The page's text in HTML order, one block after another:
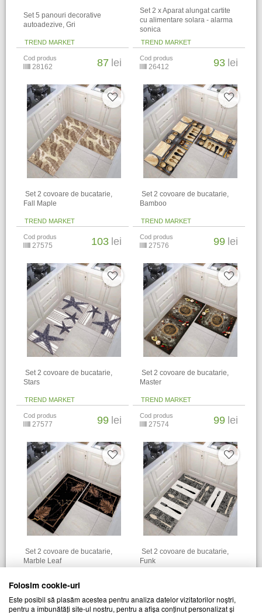
Set 5 panouri decorative
autoadezive, Gri
TREND MARKET
Cod produs
28162 87 lei
Set 2 x Aparat alungat cartite
cu alimentare solara - alarma
sonica
TREND MARKET
Cod produs
26412 93 lei
​ Set 2 covoare de bucatarie,
Fall Maple
TREND MARKET
Cod produs
27575 103 lei
​ Set 2 covoare de bucatarie,
Bamboo
TREND MARKET
Cod produs
27576 99 lei
​ Set 2 covoare de bucatarie,
Stars
TREND MARKET
Cod produs
27577 99 lei
​ Set 2 covoare de bucatarie,
Master
TREND MARKET
Cod produs
27574 99 lei
​ Set 2 covoare de bucatarie,
Marble Leaf
27580 99 lei
​ Set 2 covoare de bucatarie,
Funk
27579 99 lei
Folosim cookie-uri
Este posibil să plasăm acestea pentru analiza datelor vizitatorilor noștri,
pentru a îmbunătăți site-ul nostru, pentru a afișa conținut personalizat și